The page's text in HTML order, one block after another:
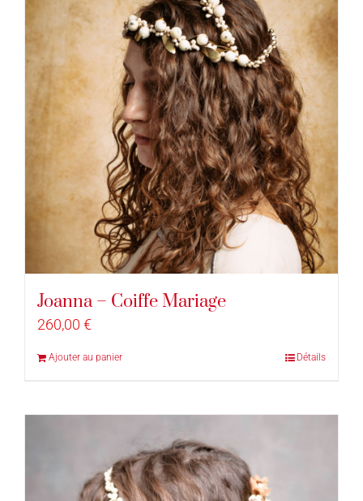
Joanna – Coiffe Mariage
260,00 €
Ajouter au panier Détails